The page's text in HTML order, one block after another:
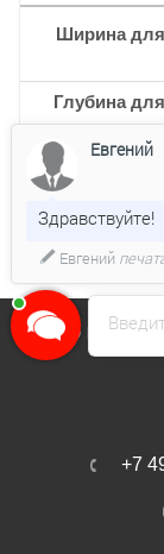
Ширина для
Глубина
О
+7
Евгений
Здравствуйте!
Евгений